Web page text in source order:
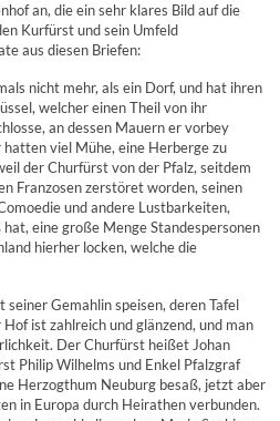
an, die ein sehr klares Bild auf die
Kurfürst und sein Umfeld
aus diesen Briefen:
nicht mehr, als ein Dorf, und hat ihren
welcher einen Theil von ihr
an dessen Mauern er vorbey
viel Mühe, eine Herberge zu
der Churfürst von der Pfalz, seitdem
Franzosen zerstöret worden, seinen
und andere Lustbarkeiten,
eine große Menge Standespersonen
hierher locken, welche die
seiner Gemahlin speisen, deren Tafel
ist zahlreich und glänzend, und man
Der Churfürst heißet Johan
Philip Wilhelms und Enkel Pfalzgraf
Herzogthum Neuburg besaß, jetzt aber
in Europa durch Heirathen verbunden.